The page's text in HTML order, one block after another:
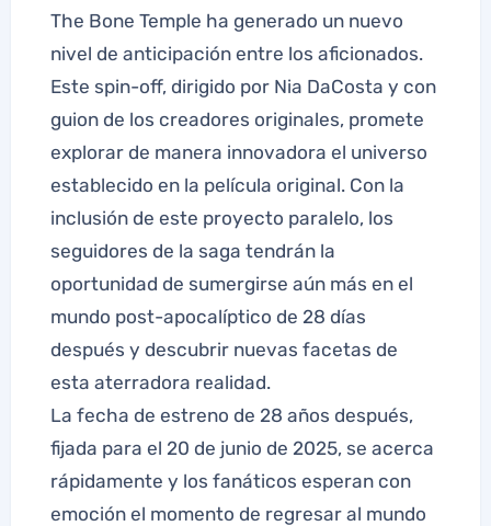
The Bone Temple ha generado un nuevo
nivel de anticipación entre los aficionados.
Este spin-off, dirigido por Nia DaCosta y con
guion de los creadores originales, promete
explorar de manera innovadora el universo
establecido en la película original. Con la
inclusión de este proyecto paralelo, los
seguidores de la saga tendrán la
oportunidad de sumergirse aún más en el
mundo post-apocalíptico de 28 días
después y descubrir nuevas facetas de
esta aterradora realidad.
La fecha de estreno de 28 años después,
fijada para el 20 de junio de 2025, se acerca
rápidamente y los fanáticos esperan con
emoción el momento de regresar al mundo